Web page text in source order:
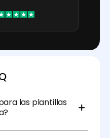
las plantillas